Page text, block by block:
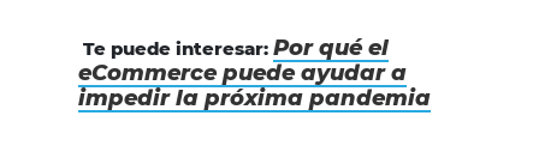
Te puede interesar: Por qué el
eCommerce puede ayudar a
impedir la próxima pandemia